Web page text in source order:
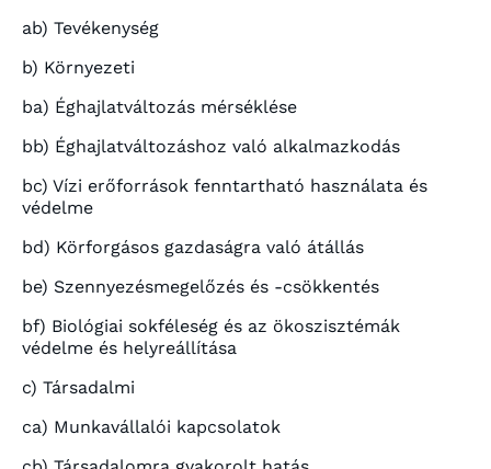
ab) Tevékenység
b) Környezeti
ba) Éghajlatváltozás mérséklése
bb) Éghajlatváltozáshoz való alkalmazkodás
bc) Vízi erőforrások fenntartható használata és
védelme
bd) Körforgásos gazdaságra való átállás
be) Szennyezésmegelőzés és -csökkentés
bf) Biológiai sokféleség és az ökoszisztémák
védelme és helyreállítása
c) Társadalmi
ca) Munkavállalói kapcsolatok